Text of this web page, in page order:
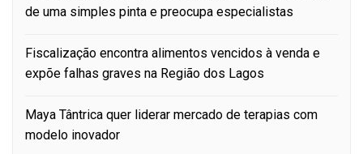
de uma simples pinta e preocupa especialistas
Fiscalização encontra alimentos vencidos à venda e
expõe falhas graves na Região dos Lagos
Maya Tântrica quer liderar mercado de terapias com
modelo inovador